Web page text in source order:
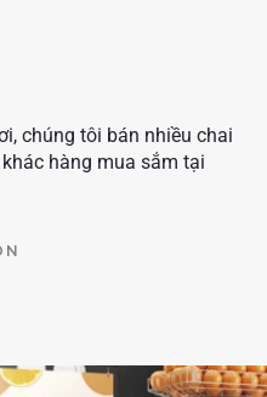
chúng tôi bán nhiều chai
hàng mua sắm tại